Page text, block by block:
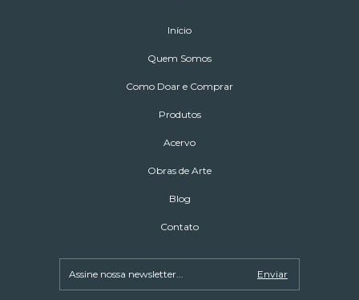
Início
Quem Somos
Como Doar e Comprar
Produtos
Acervo
Obras de Arte
Blog
Contato